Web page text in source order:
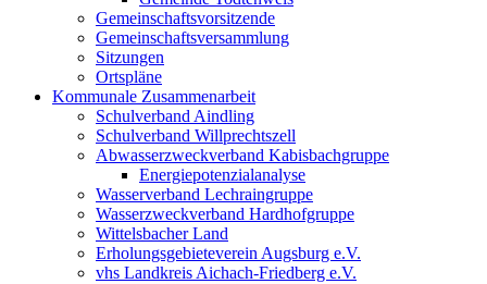
Gemeinschaftsvorsitzende
Gemeinschaftsversammlung
Sitzungen
Ortspläne
Kommunale Zusammenarbeit
Schulverband Aindling
Schulverband Willprechtszell
Abwasserzweckverband Kabisbachgruppe
Energiepotenzialanalyse
Wasserverband Lechraingruppe
Wasserzweckverband Hardhofgruppe
Wittelsbacher Land
Erholungsgebieteverein Augsburg e.V.
vhs Landkreis Aichach-Friedberg e.V.